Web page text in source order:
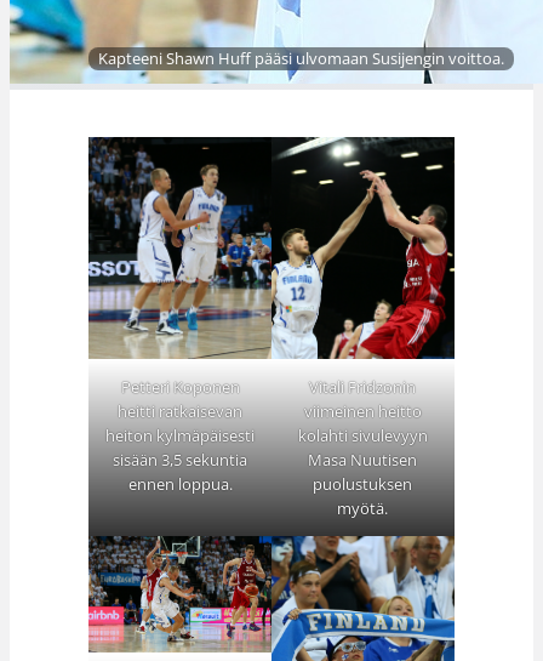
Kapteeni Shawn Huff pääsi ulvomaan Susijengin voittoa.
Petteri Koponen
heitti ratkaisevan
heiton kylmäpäisesti
sisään 3,5 sekuntia
ennen loppua.
Vitali Fridzonin
viimeinen heitto
kolahti sivulevyyn
Masa Nuutisen
puolustuksen
myötä.